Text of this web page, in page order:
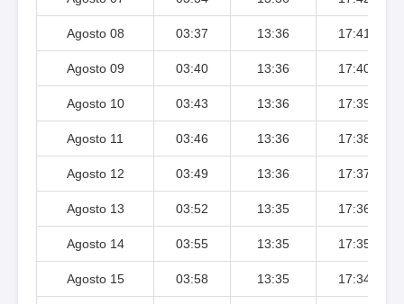
Agosto 08 03:37 13:36 17:41
Agosto 09 03:40 13:36 17:40
Agosto 10 03:43 13:36 17:39
Agosto 11 03:46 13:36 17:38
Agosto 12 03:49 13:36 17:37
Agosto 13 03:52 13:35 17:36
Agosto 14 03:55 13:35 17:35
Agosto 15 03:58 13:35 17:34